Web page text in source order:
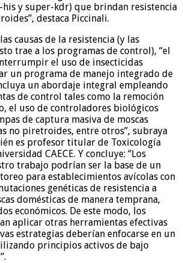
his y super-kdr) que brindan resistencia
destaca Piccinali.
causas de la resistencia (y las
trae a los programas de control), “el
el uso de insecticidas
un programa de manejo integrado de
un abordaje integral empleando
de control tales como la remoción
el uso de controladores biológicos
de captura masiva de moscas
no piretroides, entre otros”, subraya
es profesor titular de Toxicología
CAECE. Y concluye: “Los
trabajo podrían ser la base de un
para establecimientos avícolas con
genéticas de resistencia a
domésticas de manera temprana,
económicos. De este modo, los
aplicar otras herramientas efectivas
estrategias deberían enfocarse en un
principios activos de bajo